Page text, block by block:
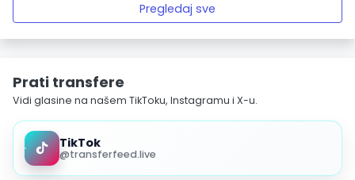
Pregledaj sve
Prati transfere
Vidi glasine na našem TikToku, Instagramu i X-u.
TikTok
@transferfeed.live